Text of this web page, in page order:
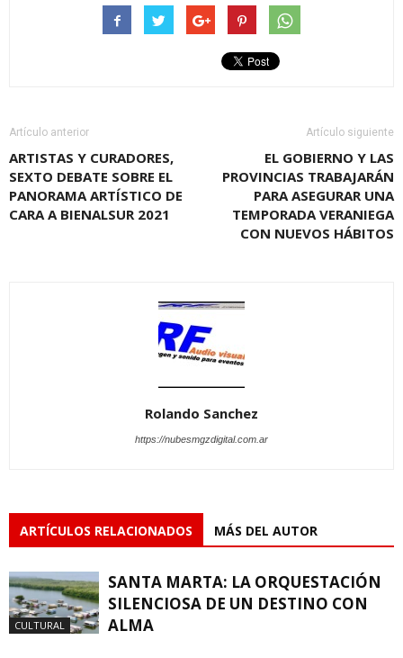
Artículo anterior
ARTISTAS Y CURADORES,
SEXTO DEBATE SOBRE EL
PANORAMA ARTÍSTICO DE
CARA A BIENALSUR 2021
Artículo siguiente
EL GOBIERNO Y LAS
PROVINCIAS TRABAJARÁN
PARA ASEGURAR UNA
TEMPORADA VERANIEGA
CON NUEVOS HÁBITOS
Rolando Sanchez
https://nubesmgzdigital.com.ar
ARTÍCULOS RELACIONADOS MÁS DEL AUTOR
CULTURAL
SANTA MARTA: LA ORQUESTACIÓN
SILENCIOSA DE UN DESTINO CON
ALMA